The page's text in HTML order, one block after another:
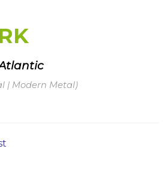
| Modern Metal)